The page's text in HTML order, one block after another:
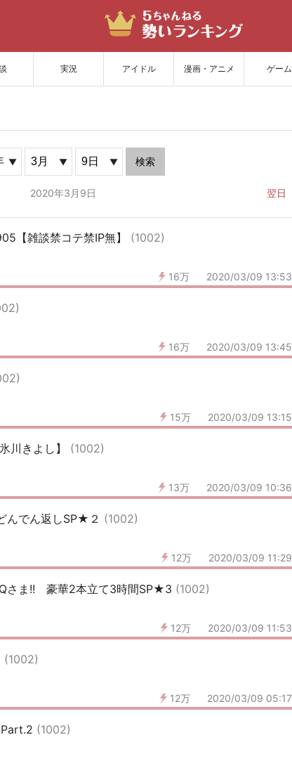
実況 アイドル 漫画・アニメ ゲーム
検索
2020年3月9日 翌日
【雑談禁コテ禁IP無】 (1002)
16万 2020/03/09 13:53
16万 2020/03/09 13:45
15万 2020/03/09 13:15
川きよし】 (1002)
13万 2020/03/09 10:36
んでん返しSP★２ (1002)
12万 2020/03/09 11:29
さま!! 豪華2本立て3時間SP★3 (1002)
12万 2020/03/09 11:53
(1002)
12万 2020/03/09 05:17
(1002)